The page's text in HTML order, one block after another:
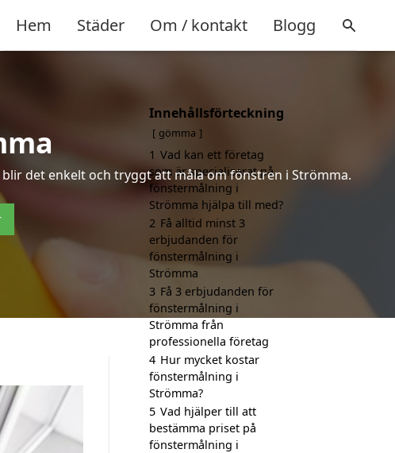
Hem Städer Om / kontakt Blogg
det enkelt och tryggt att måla om fönstren i Strömma.
Innehållsförteckning
gömma
1 Vad kan ett företag
som är specialiserat på
fönstermålning i
Strömma hjälpa till med?
2 Få alltid minst 3
erbjudanden för
fönstermålning i
Strömma
3 Få 3 erbjudanden för
fönstermålning i
Strömma från
professionella företag
4 Hur mycket kostar
fönstermålning i
Strömma?
5 Vad hjälper till att
bestämma priset på
fönstermålning i